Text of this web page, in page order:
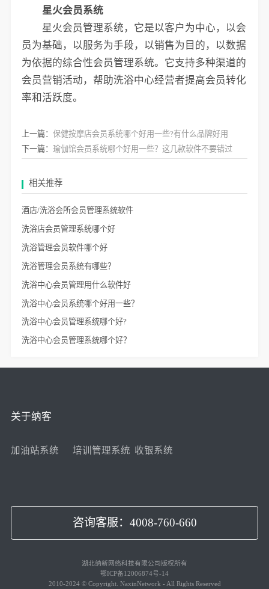
星火会员系统
星火会员管理系统，它是以客户为中心，以会
员为基础，以服务为手段，以销售为目的，以数据
为依据的综合性会员管理系统。它支持多种渠道的
会员营销活动，帮助洗浴中心经营者提高会员转化
率和活跃度。
上一篇： 保健按摩店会员系统哪个好用一些?有什么品牌好用
下一篇： 瑜伽馆会员系统哪个好用一些？这几款软件不要错过
相关推荐
酒店/洗浴会所会员管理系统软件
洗浴店会员管理系统哪个好
洗浴管理会员软件哪个好
洗浴管理会员系统有哪些？
洗浴中心会员管理用什么软件好
洗浴中心会员系统哪个好用一些？
洗浴中心会员管理系统哪个好?
洗浴中心会员管理系统哪个好？
关于纳客
加油站系统 培训管理系统 收银系统
咨询客服：4008-760-660
湖北纳新网络科技有限公司版权所有
鄂ICP备12006874号-14
2010-2024 © Copyright. NaxinNetwork - All Rights Reserved